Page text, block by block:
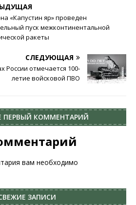
«Капустин яр» проведен
пуск межконтинентальной
ракеты
СЛЕДУЮЩАЯ
России отмечается 100-
летие войсковой ПВО
ПЕРВЫЙ КОММЕНТАРИЙ
вам необходимо
ЗАПИСИ